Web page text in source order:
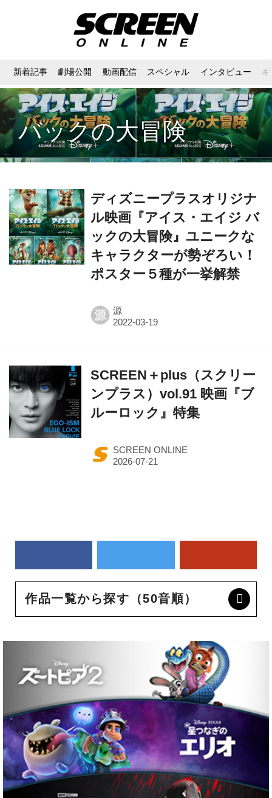
新着記事 劇場公開 動画配信 スペシャル インタビュー
バックの大冒険
ディズニープラスオリジナ
ル映画『アイス・エイジ バ
ックの大冒険』ユニークな
キャラクターが勢ぞろい！
ポスター５種が一挙解禁
源 源
SCREEN＋plus（スクリー
ンプラス）vol.91 映画『ブ
ルーロック』特集
SCREEN ONLINE
作品一覧から探す（50音順）